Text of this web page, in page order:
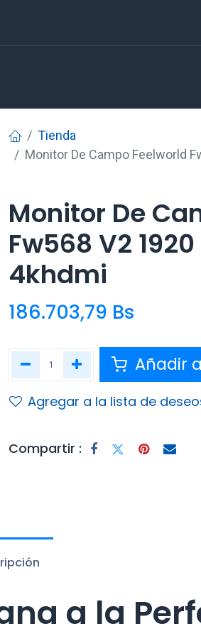
Tienda
Monitor De Campo Feelworld
Monitor De
Fw568 V2 1920
4khdmi
186.703,79 Bs
Añadir
Agregar a la lista de
Compartir :
a la